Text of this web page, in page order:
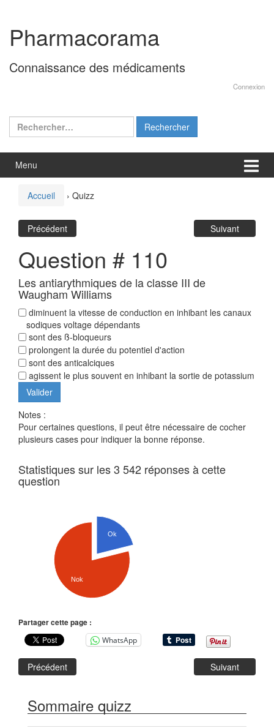
contenu
menu
principal
Pharmacorama
Connaissance des médicaments
Connexion
Rechercher :
Menu
Accueil › Quizz
Précédent Suivant
Question # 110
Les antiarythmiques de la classe III de
Waugham Williams
diminuent la vitesse de conduction en inhibant les canaux
sodiques voltage dépendants
sont des ß-bloqueurs
prolongent la durée du potentiel d'action
sont des anticalciques
agissent le plus souvent en inhibant la sortie de potassium
Notes :
Pour certaines questions, il peut être nécessaire de cocher
plusieurs cases pour indiquer la bonne réponse.
Statistiques sur les 3 542 réponses à cette
question
Ok
Nok
Partager cette page :
WhatsApp
Précédent Suivant
Sommaire quizz